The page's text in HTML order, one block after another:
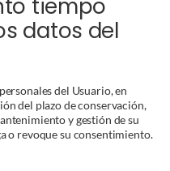
este tratamiento.
tiempo
datos del
del Usuario, en
del plazo de conservación,
y gestión de su
o revoque su consentimiento.